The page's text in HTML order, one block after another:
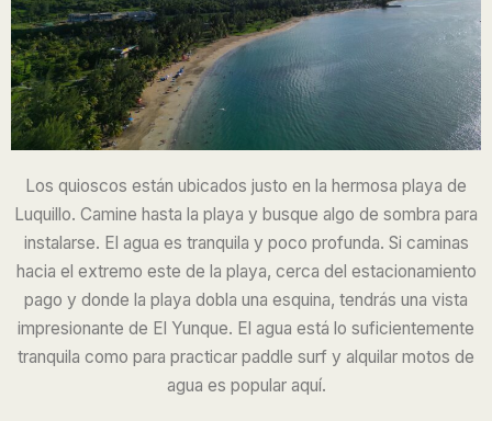
Los quioscos están ubicados justo en la hermosa playa de
Luquillo. Camine hasta la playa y busque algo de sombra para
instalarse. El agua es tranquila y poco profunda. Si caminas
hacia el extremo este de la playa, cerca del estacionamiento
pago y donde la playa dobla una esquina, tendrás una vista
impresionante de El Yunque. El agua está lo suficientemente
tranquila como para practicar paddle surf y alquilar motos de
agua es popular aquí.